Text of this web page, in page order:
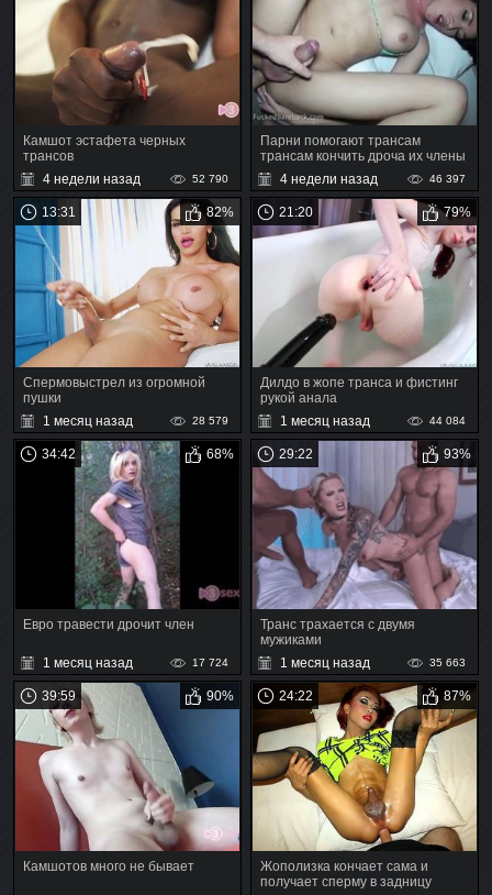
Камшот эстафета черных
трансов
4 недели назад
52 790
Парни помогают трансам
трансам кончить дроча их члены
4 недели назад
46 397
13:31 82%
Спермовыстрел из огромной
пушки
1 месяц назад
28 579
21:20 79%
Дилдо в жопе транса и фистинг
рукой анала
1 месяц назад
44 084
34:42 68%
Евро травести дрочит член
1 месяц назад 17 724
29:22 93%
Транс трахается с двумя
мужиками
1 месяц назад
35 663
39:59 90%
Камшотов много не бывает
24:22 87%
Жополизка кончает сама и
получает сперму в задницу